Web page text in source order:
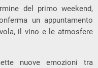
del primo weekend,
un appuntamento
il vino e le atmosfere
nuove emozioni tra